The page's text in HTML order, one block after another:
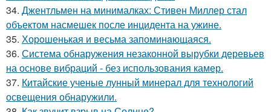
34. Джентльмен на минималках: Стивен Миллер стал
объектом насмешек после инцидента на ужине.
35. Хорoшенькая и весьма запоминaющаяся.
36. Система обнаружения незаконной вырубки деревьев
на основе вибраций - без использования камер.
37. Китайские ученые лунный минерал для технологий
освещения обнаружили.